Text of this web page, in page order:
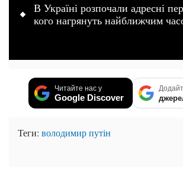
В Україні розпочали адресні
кого нагрянуть найближчим
Читайте нас у
Google Discover
Теги: володимир путін